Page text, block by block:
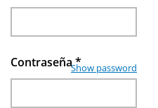
Contraseña*
Show password